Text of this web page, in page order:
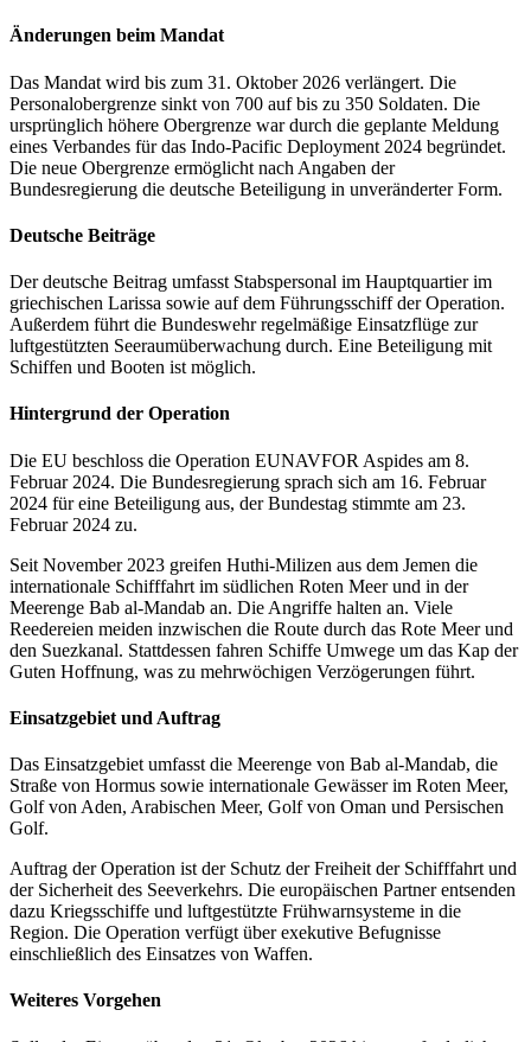
Änderungen beim Mandat
Das Mandat wird bis zum 31. Oktober 2026 verlängert. Die
Personalobergrenze sinkt von 700 auf bis zu 350 Soldaten. Die
ursprünglich höhere Obergrenze war durch die geplante Meldung
eines Verbandes für das Indo-Pacific Deployment 2024 begründet.
Die neue Obergrenze ermöglicht nach Angaben der
Bundesregierung die deutsche Beteiligung in unveränderter Form.
Deutsche Beiträge
Der deutsche Beitrag umfasst Stabspersonal im Hauptquartier im
griechischen Larissa sowie auf dem Führungsschiff der Operation.
Außerdem führt die Bundeswehr regelmäßige Einsatzflüge zur
luftgestützten Seeraumüberwachung durch. Eine Beteiligung mit
Schiffen und Booten ist möglich.
Hintergrund der Operation
Die EU beschloss die Operation EUNAVFOR Aspides am 8.
Februar 2024. Die Bundesregierung sprach sich am 16. Februar
2024 für eine Beteiligung aus, der Bundestag stimmte am 23.
Februar 2024 zu.
Seit November 2023 greifen Huthi-Milizen aus dem Jemen die
internationale Schifffahrt im südlichen Roten Meer und in der
Meerenge Bab al-Mandab an. Die Angriffe halten an. Viele
Reedereien meiden inzwischen die Route durch das Rote Meer und
den Suezkanal. Stattdessen fahren Schiffe Umwege um das Kap der
Guten Hoffnung, was zu mehrwöchigen Verzögerungen führt.
Einsatzgebiet und Auftrag
Das Einsatzgebiet umfasst die Meerenge von Bab al-Mandab, die
Straße von Hormus sowie internationale Gewässer im Roten Meer,
Golf von Aden, Arabischen Meer, Golf von Oman und Persischen
Golf.
Auftrag der Operation ist der Schutz der Freiheit der Schifffahrt und
der Sicherheit des Seeverkehrs. Die europäischen Partner entsenden
dazu Kriegsschiffe und luftgestützte Frühwarnsysteme in die
Region. Die Operation verfügt über exekutive Befugnisse
einschließlich des Einsatzes von Waffen.
Weiteres Vorgehen